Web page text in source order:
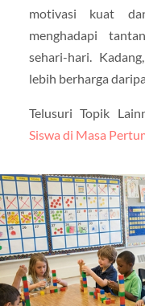
motivasi kuat
menghadapi
sehari-hari.
lebih berharga
Telusuri Topik
Siswa di Masa